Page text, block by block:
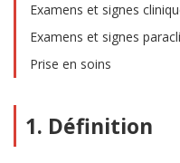
Examens et signes
Examens et signes
Prise en soins
1. Définition